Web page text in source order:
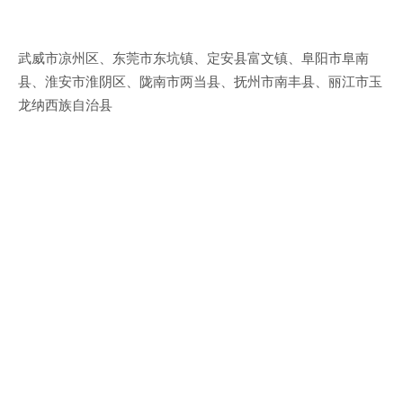
武威市凉州区、东莞市东坑镇、定安县富文镇、阜阳市阜南
县、淮安市淮阴区、陇南市两当县、抚州市南丰县、丽江市玉
龙纳西族自治县